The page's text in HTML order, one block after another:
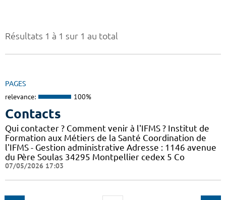
Résultats 1 à 1 sur 1 au total
PAGES
relevance: 100%
Contacts
Qui contacter ? Comment venir à l'IFMS ? Institut de
Formation aux Métiers de la Santé Coordination de
l'IFMS - Gestion administrative Adresse : 1146 avenue
du Père Soulas 34295 Montpellier cedex 5 Co
07/05/2026 17:03